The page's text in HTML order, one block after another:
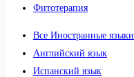
Фитотерапия
Все Иностранные языки
Английский язык
Испанский язык